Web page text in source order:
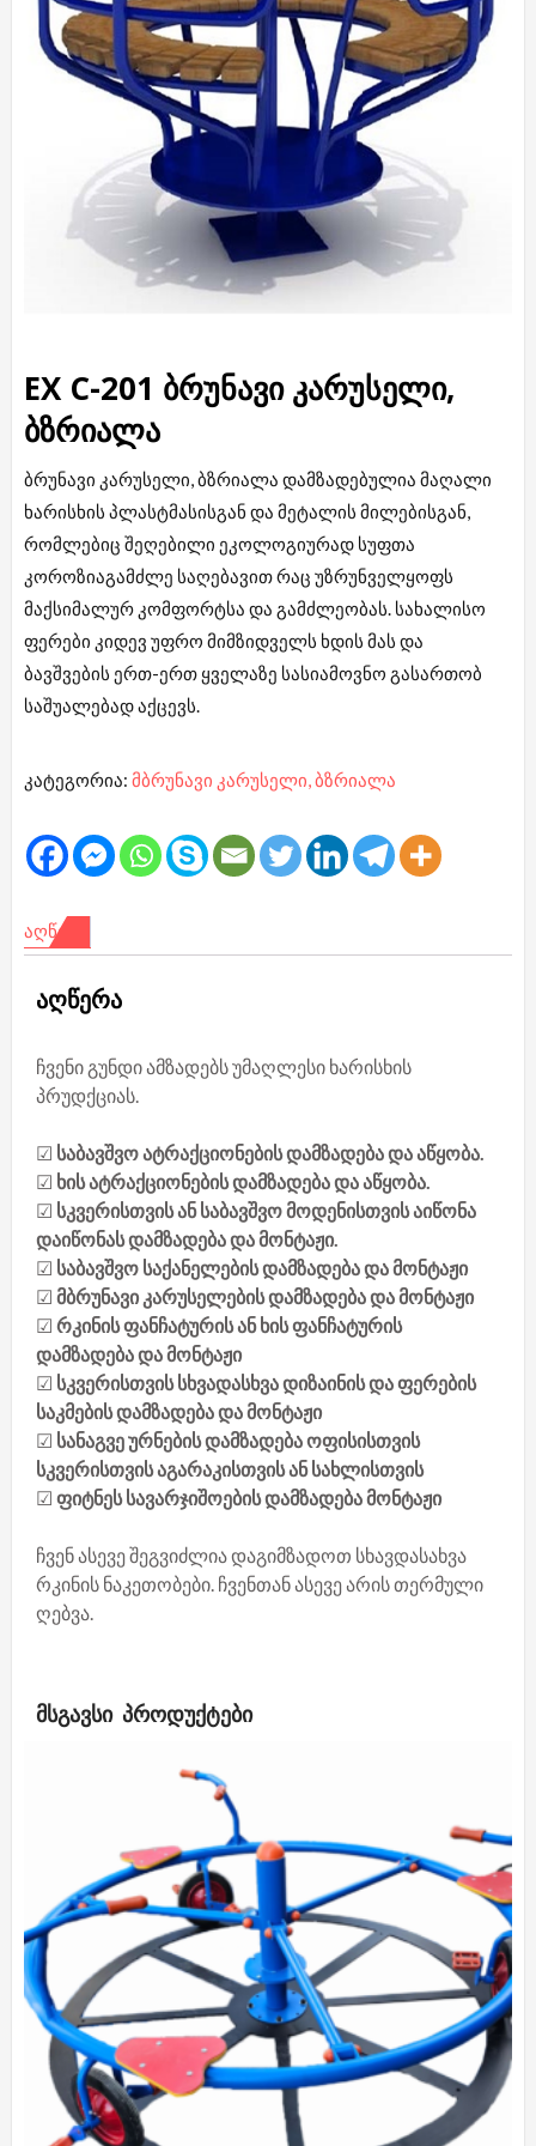
EX C-201 ბრუნავი კარუსელი,
ბზრიალა
ბრუნავი კარუსელი, ბზრიალა დამზადებულია მაღალი
ხარისხის პლასტმასისგან და მეტალის მილებისგან,
რომლებიც შეღებილი ეკოლოგიურად სუფთა
კოროზიაგამძლე საღებავით რაც უზრუნველყოფს
მაქსიმალურ კომფორტსა და გამძლეობას. სახალისო
ფერები კიდევ უფრო მიმზიდველს ხდის მას და
ბავშვების ერთ-ერთ ყველაზე სასიამოვნო გასართობ
საშუალებად აქცევს.
კატეგორია: მბრუნავი კარუსელი, ბზრიალა
ᲐᲦᲬᲔᲠᲐ
აღწერა
ჩვენი გუნდი ამზადებს უმაღლესი ხარისხის
პრუდქციას.
☑ საბავშვო ატრაქციონების დამზადება და აწყობა.
☑ ხის ატრაქციონების დამზადება და აწყობა.
☑ სკვერისთვის ან საბავშვო მოდენისთვის აიწონა
დაიწონას დამზადება და მონტაჟი.
☑ საბავშვო საქანელების დამზადება და მონტაჟი
☑ მბრუნავი კარუსელების დამზადება და მონტაჟი
☑ რკინის ფანჩატურის ან ხის ფანჩატურის
დამზადება და მონტაჟი
☑ სკვერისთვის სხვადასხვა დიზაინის და ფერების
საკმების დამზადება და მონტაჟი
☑ სანაგვე ურნების დამზადება ოფისისთვის
სკვერისთვის აგარაკისთვის ან სახლისთვის
☑ ფიტნეს სავარჯიშოების დამზადება მონტაჟი
ჩვენ ასევე შეგვიძლია დაგიმზადოთ სხავდასახვა
რკინის ნაკეთობები. ჩვენთან ასევე არის თერმული
ღებვა.
ᲛᲡᲒᲐᲕᲡᲘ ᲞᲠᲝᲓᲣᲥᲢᲔᲑᲘ